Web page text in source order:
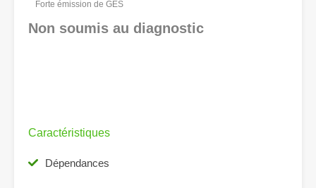
Forte émission de GES
Non soumis au diagnostic
Caractéristiques
Dépendances